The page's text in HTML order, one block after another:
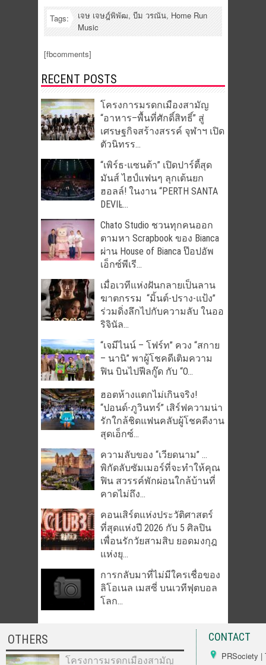
Tags: เจษ เจษฎ์พิพัฒ, บีม วรณัน, Home Run
Music
[fbcomments]
RECENT POSTS
โครงการมรดกเมืองสามัญ
“อาหาร–พื้นที่ศักดิ์สิทธิ์” สู่
เศรษฐกิจสร้างสรรค์ จุฬาฯ เปิด
ตัวนิทรร...
“เพิร์ธ-แซนต้า” เปิดปาร์ตี้สุด
มันส์ ไฮป์แฟนๆ ลุกเต้นยก
ฮอลล์! ในงาน “PERTH SANTA
DEVIL̵...
Chato Studio ชวนทุกคนออก
ตามหา Scrapbook ของ Bianca
ผ่าน House of Bianca ป๊อปอัพ
เอ็กซ์พีเรี...
เมื่อเวทีแห่งฝันกลายเป็นลาน
ฆาตกรรม “มิ้นต์-ปราง-แป้ง”
ร่วมดิ่งลึกไปกับความลับ ในออ
ริจินัล...
“เจมีไนน์ – โฟร์ท” ควง “สกาย
– นานิ” พาผู้โชคดีเติมความ
ฟิน บินไปฟีลกู๊ด กับ “O...
ฮอตห้างแตกไม่เกินจริง!
“ปอนด์-ภูวินทร์” เสิร์ฟความน่า
รักใกล้ชิดแฟนคลับผู้โชคดีงาน
สุดเอ็กซ์...
ความลับของ “เวียดนาม” …
พิกัดลับซัมเมอร์ที่จะทำให้คุณ
ฟิน สวรรค์พักผ่อนใกล้บ้านที่
คาดไม่ถึง...
คอนเสิร์ตแห่งประวัติศาสตร์
ที่สุดแห่งปี 2026 กับ 5 ศิลปิน
เพื่อนรักวัยสามสิบ ยอดมงกุฎ
แห่งยุ...
การกลับมาที่ไม่มีใครเชื่อของ
ลิโอเนล เมสซี่ บนเวทีฟุตบอล
โลก...
OTHERS
โครงการมรดกเมืองสามัญ
CONTACT
PRSociety |